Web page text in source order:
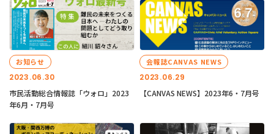
2023.06.30
お知らせ
市民活動総合情報誌「ウォロ」2023
年6月・7月号
2023.06.29
会報誌CANVAS NEWS
【CANVAS NEWS】2023年6・7月号